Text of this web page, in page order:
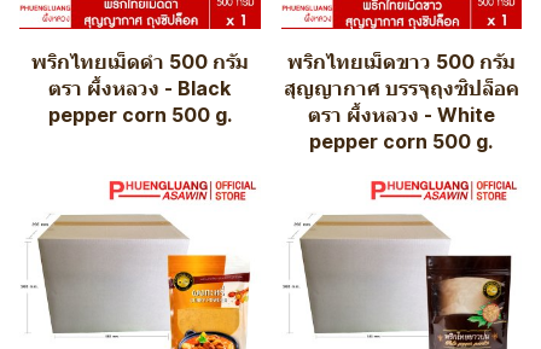
พริกไทยเม็ดดำ 500 กรัม
ตรา ผึ้งหลวง - Black
pepper corn 500 g.
พริกไทยเม็ดขาว 500 กรัม
สุญญากาศ บรรจุถุงซิปล็อค
ตรา ผึ้งหลวง - White
pepper corn 500 g.